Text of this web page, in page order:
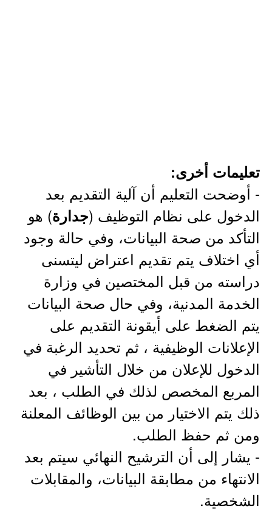
تعليمات أخرى:
- أوضحت التعليم أن آلية التقديم بعد
الدخول على نظام التوظيف (جدارة) هو
التأكد من صحة البيانات، وفي حالة وجود
أي اختلاف يتم تقديم اعتراض ليتسنى
دراسته من قبل المختصين في وزارة
الخدمة المدنية، وفي حال صحة البيانات
يتم الضغط على أيقونة التقديم على
الإعلانات الوظيفية ، ثم تحديد الرغبة في
الدخول للإعلان من خلال التأشير في
المربع المخصص لذلك في الطلب ، بعد
ذلك يتم الاختيار من بين الوظائف المعلنة
ومن ثم حفظ الطلب.
- يشار إلى أن الترشيح النهائي سيتم بعد
الانتهاء من مطابقة البيانات، والمقابلات
الشخصية.